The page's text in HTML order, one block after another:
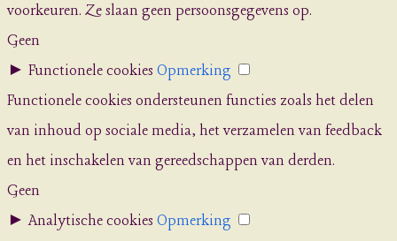
voorkeuren. Ze slaan geen persoonsgegevens op.
Geen
► Functionele cookies Opmerking
Functionele cookies ondersteunen functies zoals het delen
van inhoud op sociale media, het verzamelen van feedback
en het inschakelen van gereedschappen van derden.
Geen
► Analytische cookies Opmerking